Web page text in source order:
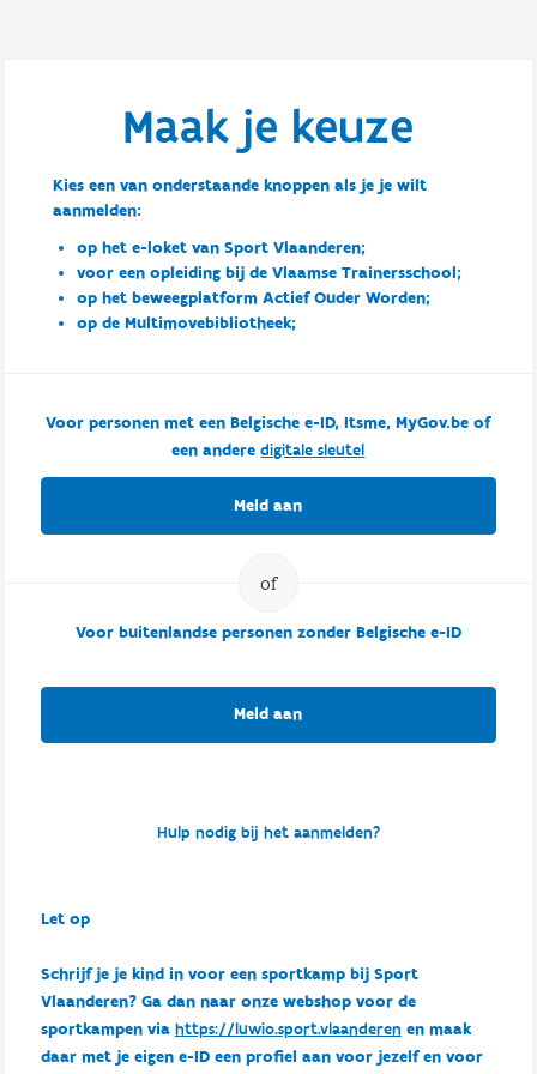
Maak je keuze
Kies een van onderstaande knoppen als je je wilt
aanmelden:
op het e-loket van Sport Vlaanderen;
voor een opleiding bij de Vlaamse Trainersschool;
op het beweegplatform Actief Ouder Worden;
op de Multimovebibliotheek;
Voor personen met een Belgische e-ID, Itsme, MyGov.be of
een anderedigitale sleutel
Meld aan
Voor buitenlandse personen zonder Belgische e-ID
Meld aan
Hulp nodig bij het aanmelden?
Let op
Schrijf je je kind in voor een sportkamp bij Sport
Vlaanderen? Ga dan naar onze webshop voor de
sportkampen via https://luwio.sport.vlaanderenen maak
daar met je eigen e-ID een profiel aan voor jezelf en voor